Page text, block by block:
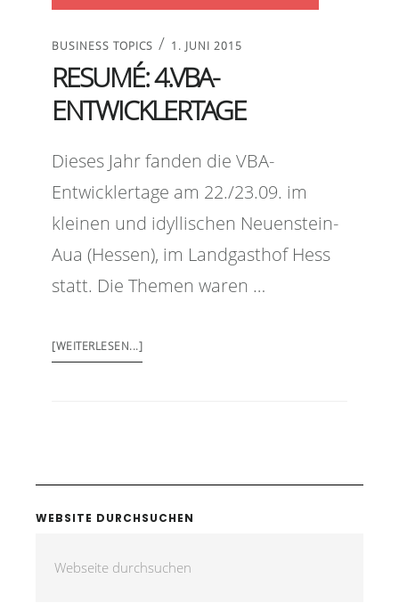
BUSINESS TOPICS / 1. JUNI 2015
RESUMÉ: 4.VBA-
ENTWICKLERTAGE
Dieses Jahr fanden die VBA-
Entwicklertage am 22./23.09. im
kleinen und idyllischen Neuenstein-
Aua (Hessen), im Landgasthof Hess
statt. Die Themen waren …
[WEITERLESEN...]
WEBSITE DURCHSUCHEN